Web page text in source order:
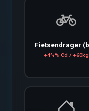
Fietsendrager
+4%% Cd / +60kg